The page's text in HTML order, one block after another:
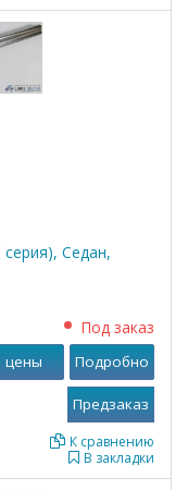
Седан,
Под заказ
В закладки
К сравнению
цены Подробно